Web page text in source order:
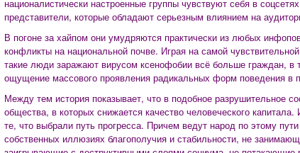
националистически настроенные группы чувствуют себя в
представители, которые обладают серьезным влиянием на
В погоне за хайпом они умудряются практически из любых
конфликты на национальной почве. Играя на самой
такие люди заражают вирусом ксенофобии всё больше граждан,
ощущение массового проявления радикальных форм поведения в
Между тем история показывает, что в подобное разрушительное
общества, в которых снижается качество человеческого
те, что выбрали путь прогресса. Причем ведут народ по этому
собственных иллюзиях благополучия и стабильности, не